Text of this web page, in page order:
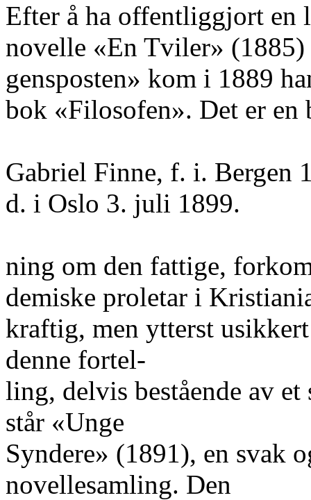
Efter å ha offentliggjort en
novelle «En Tviler»
gensposten» kom i 1889
bok «Filosofen». Det er en
Gabriel Finne, f. i. Bergen
d. i Oslo 3. juli 1899.
ning om den fattige,
demiske proletar i
kraftig, men ytterst
denne fortel-
ling, delvis bestående av
står «Unge
Syndere» (1891), en svak
novellesamling. Den